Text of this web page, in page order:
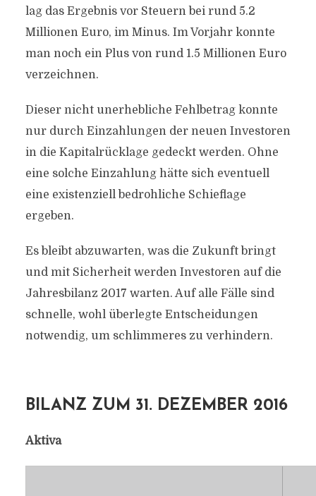
lag das Ergebnis vor Steuern bei rund 5.2
Millionen Euro, im Minus. Im Vorjahr konnte
man noch ein Plus von rund 1.5 Millionen Euro
verzeichnen.
Dieser nicht unerhebliche Fehlbetrag konnte
nur durch Einzahlungen der neuen Investoren
in die Kapitalrücklage gedeckt werden. Ohne
eine solche Einzahlung hätte sich eventuell
eine existenziell bedrohliche Schieflage
ergeben.
Es bleibt abzuwarten, was die Zukunft bringt
und mit Sicherheit werden Investoren auf die
Jahresbilanz 2017 warten. Auf alle Fälle sind
schnelle, wohl überlegte Entscheidungen
notwendig, um schlimmeres zu verhindern.
BILANZ ZUM 31. DEZEMBER 2016
Aktiva